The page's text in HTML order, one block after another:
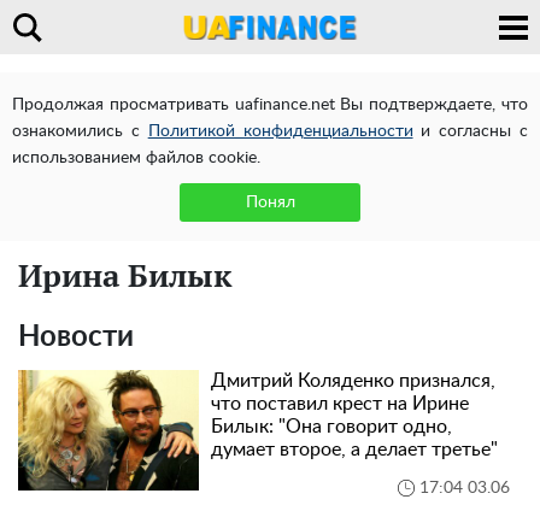
Продолжая просматривать uafinance.net Вы подтверждаете, что
ознакомились с
Политикой конфиденциальности и согласны с
использованием файлов cookie.
Понял
Ирина Билык
Новости
Дмитрий Коляденко признался,
что поставил крест на Ирине
Билык: "Она говорит одно,
думает второе, а делает третье"
17:04 03.06